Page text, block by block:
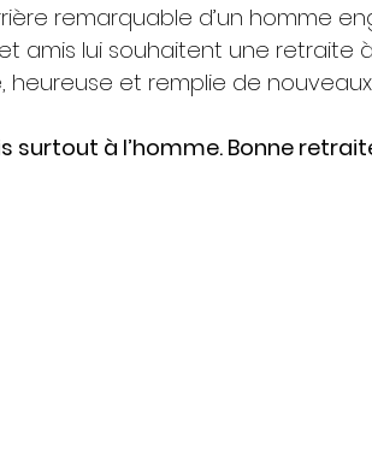
remarquable d’un homme
amis lui souhaitent une retraite
et remplie de
surtout à l’homme. Bonne